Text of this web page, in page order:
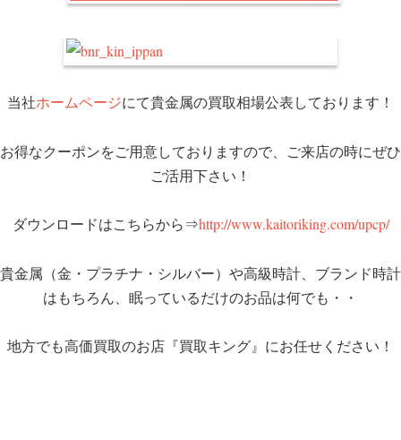
当社ホームページにて貴金属の買取相場公表しております！
お得なクーポンをご用意しておりますので、ご来店の時にぜひ
ご活用下さい！
ダウンロードはこちらから⇒http://www.kaitoriking.com/upcp/
貴金属（金・プラチナ・シルバー）や高級時計、ブランド時計
はもちろん、眠っているだけのお品は何でも・・
地方でも高価買取のお店『買取キング』にお任せください！